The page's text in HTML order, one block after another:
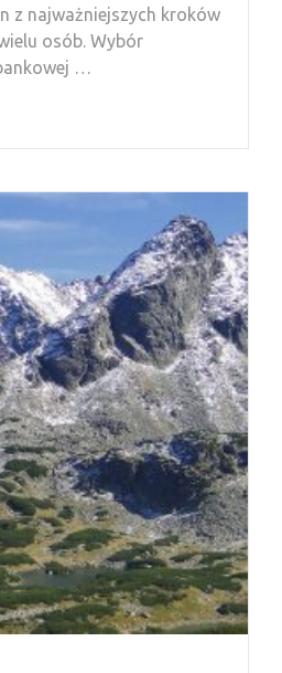
z najważniejszych kroków
osób. Wybór
…